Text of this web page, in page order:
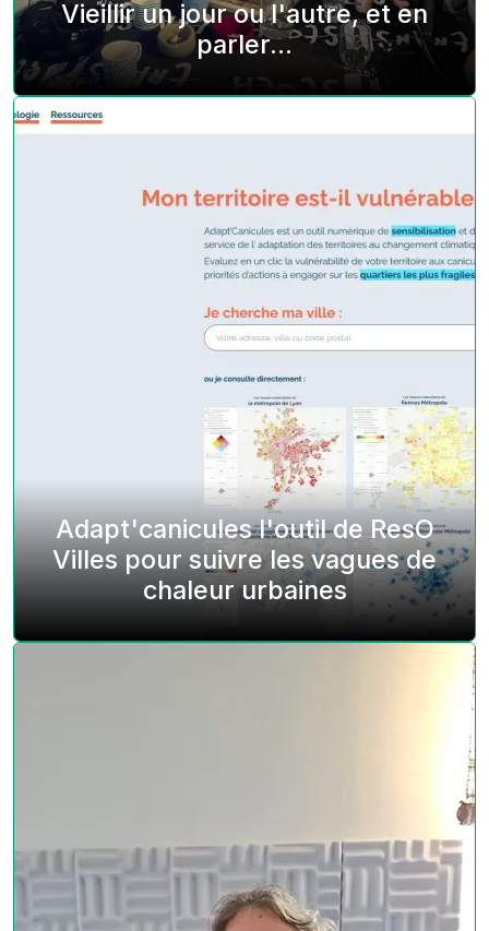
Vieillir un jour ou l'autre, et en
parler...
Adapt'canicules l'outil de ResO
Villes pour suivre les vagues de
chaleur urbaines